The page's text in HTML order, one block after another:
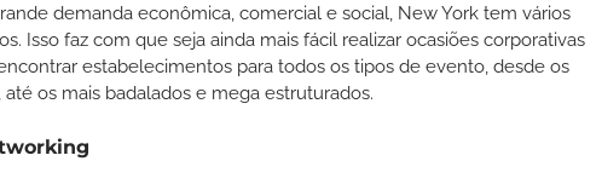
demanda econômica, comercial e social, New York tem vários
Isso faz com que seja ainda mais fácil realizar ocasiões corporativas
estabelecimentos para todos os tipos de evento, desde os
os mais badalados e mega estruturados.